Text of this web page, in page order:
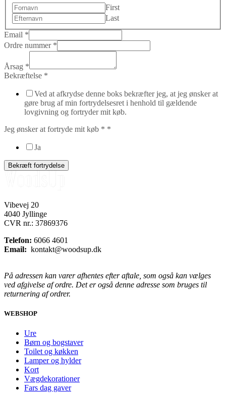
First
Last
Email *
Ordre nummer *
Årsag *
Bekræftelse *
Ved at afkrydse denne boks bekræfter jeg, at jeg ønsker at
gøre brug af min fortrydelsesret i henhold til gældende
lovgivning og fortryder mit køb.
*
nummer
Jeg ønsker at fortryde mit køb * *
Ja
Bekræft fortrydelse
Vibevej 20
4040 Jyllinge
CVR nr.: 37869376
Telefon: 6066 4601
Email: kontakt@woodsup.dk
På adressen kan varer afhentes efter aftale, som også kan vælges
ved afgivelse af ordre. Det er også denne adresse som bruges til
returnering af ordrer.
WEBSHOP
Ure
Børn og bogstaver
Toilet og køkken
Lamper og hylder
Kort
Vægdekorationer
Fars dag gaver